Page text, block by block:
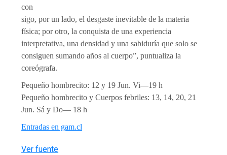
con
sigo, por un lado, el desgaste inevitable de la materia
física; por otro, la conquista de una experiencia
interpretativa, una densidad y una sabiduría que solo se
consiguen sumando años al cuerpo”, puntualiza la
coreógrafa.
Pequeño hombrecito: 12 y 19 Jun. Vi—19 h
Pequeño hombrecito y Cuerpos febriles: 13, 14, 20, 21
Jun. Sá y Do— 18 h
Entradas en gam.cl
Ver fuente